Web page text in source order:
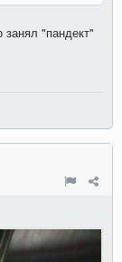
"пандект"